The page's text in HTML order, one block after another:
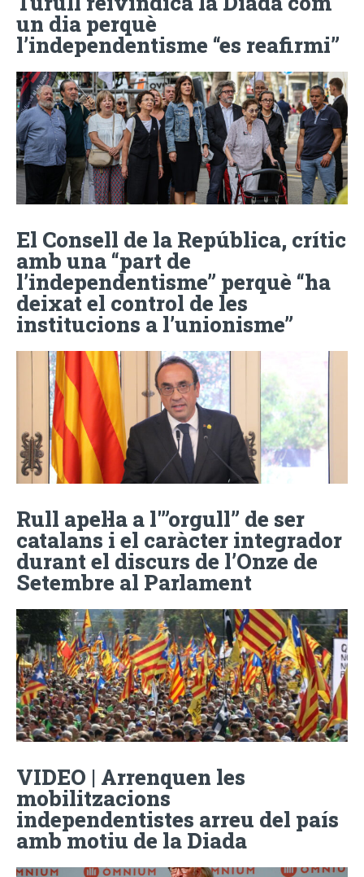
un dia perquè
l’independentisme “es reafirmi”
El Consell de la República, crític
amb una “part de
l’independentisme” perquè “ha
deixat el control de les
institucions a l’unionisme”
Rull apel·la a l'”orgull” de ser
catalans i el caràcter integrador
durant el discurs de l’Onze de
Setembre al Parlament
VIDEO | Arrenquen les
mobilitzacions
independentistes arreu del país
amb motiu de la Diada